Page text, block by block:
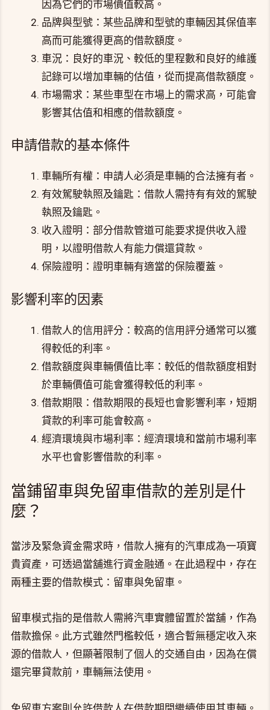
因為它們的市場價值較高。
品牌與型號：某些品牌和型號的車輛因其保值率
高而可能獲得更高的借款額度。
車況：良好的車況、較低的里程數和良好的維護
記錄可以增加車輛的估值，從而提高借款額度。
市場需求：某些車型在市場上的需求高，可能會
影響其估值和相應的借款額度。
申請借款的基本條件
車輛所有權：申請人必須是車輛的合法擁有者。
有效駕駛執照及鑰匙：借款人需持有有效的駕駛
執照及鑰匙。
收入證明：部分借款管道可能要求提供收入證
明，以證明借款人有能力償還貸款。
保險證明：證明車輛有適當的保險覆蓋。
影響利率的因素
借款人的信用評分：較高的信用評分通常可以獲
得較低的利率。
借款額度與車輛價值比率：較低的借款額度相對
於車輛價值可能會獲得較低的利率。
借款期限：借款期限的長短也會影響利率，短期
貸款的利率可能會較高。
經濟環境與市場利率：經濟環境和當前市場利率
水平也會影響借款的利率。
當鋪留車與免留車借款的差別是什
麼？
當涉及緊急資金需求時，借款人擁有的汽車成為一項寶
貴資產，可透過當舖進行資金融通。在此過程中，存在
兩種主要的借款模式：留車與免留車。
留車模式指的是借款人需將汽車實體留置於當舖，作為
借款擔保。此方式雖然門檻較低，適合暫無穩定收入來
源的借款人，但顯著限制了個人的交通自由，因為在償
還完畢貸款前，車輛無法使用。